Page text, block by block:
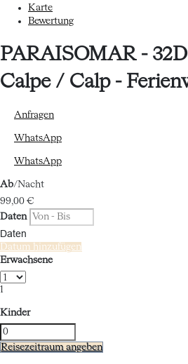
Karte
Bewertung
PARAISOMAR -
Calpe / Calp -
Anfragen
WhatsApp
WhatsApp
Ab/Nacht
99,00 €
Daten
Daten
Datum hinzufügen
Erwachsene
1
Kinder
Reisezeitraum angeben